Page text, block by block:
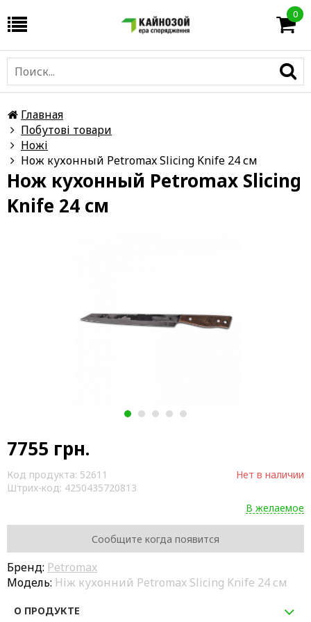
0
Главная
Побутові товари
Ножі
Нож кухонный Petromax Slicing Knife 24 см
Нож кухонный Petromax Slicing
Knife 24 см
1 2 3 4 5
7755 грн.
Код продукта: 52611
Штрих-код: 4250435720813
Нет в наличии
В желаемое
Сообщите когда появится
Бренд: Petromax
Модель: Ніж кухонний Petromax Slicing Knife 24 см
О ПРОДУКТЕ